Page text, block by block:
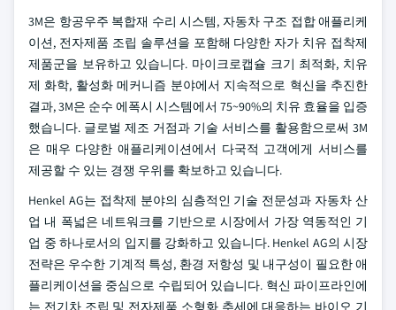
3M은 항공우주 복합재 수리 시스템, 자동차 구조 접합 애플리케
이션, 전자제품 조립 솔루션을 포함해 다양한 자가 치유 접착제
제품군을 보유하고 있습니다. 마이크로캡슐 크기 최적화, 치유
제 화학, 활성화 메커니즘 분야에서 지속적으로 혁신을 추진한
결과, 3M은 순수 에폭시 시스템에서 75~90%의 치유 효율을 입증
했습니다. 글로벌 제조 거점과 기술 서비스를 활용함으로써 3M
은 매우 다양한 애플리케이션에서 다국적 고객에게 서비스를
제공할 수 있는 경쟁 우위를 확보하고 있습니다.
Henkel AG는 접착제 분야의 심층적인 기술 전문성과 자동차 산
업 내 폭넓은 네트워크를 기반으로 시장에서 가장 역동적인 기
업 중 하나로서의 입지를 강화하고 있습니다. Henkel AG의 시장
전략은 우수한 기계적 특성, 환경 저항성 및 내구성이 필요한 애
플리케이션을 중심으로 수립되어 있습니다. 혁신 파이프라인에
는 전기차 조립 및 전자제품 소형화 추세에 대응하는 바이오 기